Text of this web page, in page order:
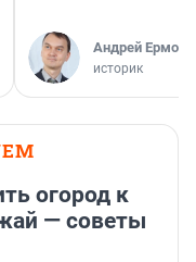
Андрей
историк
огород к
— советы